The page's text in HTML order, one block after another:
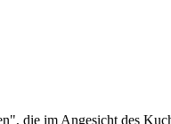
die im Angesicht des